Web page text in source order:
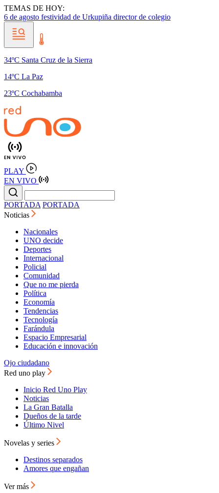
TEMAS DE HOY:
6 de agosto festividad de Urkupiña director de colegio
34ºC Santa Cruz de la Sierra
14ºC La Paz
23ºC Cochabamba
PLAY
EN VIVO
PORTADA PORTADA
Noticias
Nacionales
UNO decide
Deportes
Internacional
Policial
Comunidad
Que no me pierda
Política
Economía
Tendencias
Tecnología
Farándula
Espacio Empresarial
Educación e innovación
Ojo ciudadano
Red uno play
Inicio Red Uno Play
Noticias
La Gran Batalla
Dueños de la tarde
Último Nivel
Novelas y series
Destinos separados
Amores que engañan
Ver más